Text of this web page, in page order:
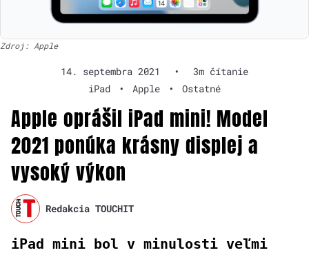
Zdroj: Apple
14. septembra 2021 •
3m čítanie
iPad
• Apple • Ostatné
Apple oprášil iPad mini! Model
2021 ponúka krásny displej a
vysoký výkon
Redakcia TOUCHIT
iPad mini bol v minulosti veľmi